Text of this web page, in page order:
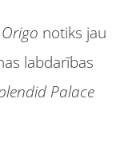
Origo notiks jau
labdarības
Palace